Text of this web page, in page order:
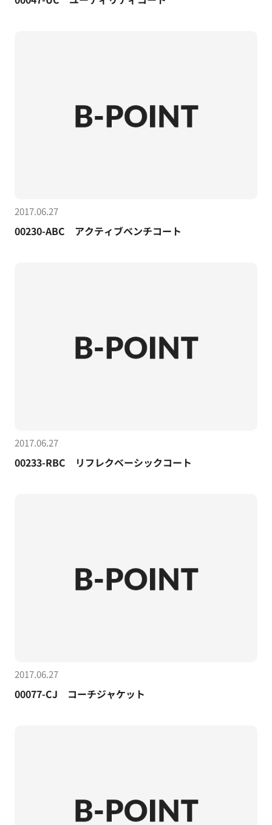
2017.06.27
00230-ABC アクティブベンチコート
2017.06.27
00233-RBC リフレクベーシックコート
2017.06.27
00077-CJ コーチジャケット